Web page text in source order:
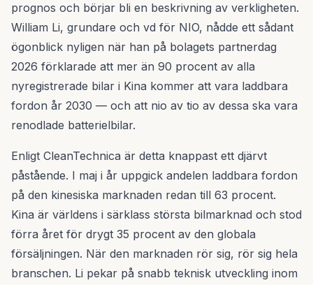
prognos och börjar bli en beskrivning av verkligheten.
William Li, grundare och vd för NIO, nådde ett sådant
ögonblick nyligen när han på bolagets partnerdag
2026 förklarade att mer än 90 procent av alla
nyregistrerade bilar i Kina kommer att vara laddbara
fordon år 2030 — och att nio av tio av dessa ska vara
renodlade batterielbilar.
Enligt CleanTechnica är detta knappast ett djärvt
påstående. I maj i år uppgick andelen laddbara fordon
på den kinesiska marknaden redan till 63 procent.
Kina är världens i särklass största bilmarknad och stod
förra året för drygt 35 procent av den globala
försäljningen. När den marknaden rör sig, rör sig hela
branschen. Li pekar på snabb teknisk utveckling inom